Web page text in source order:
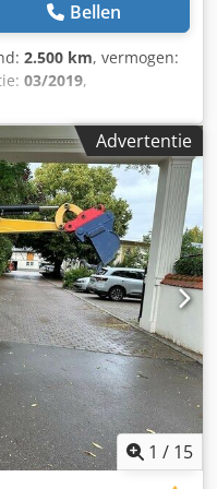
Bellen
2.500 km, vermogen:
03/2019,
2.500 h,
31,2 kW,
schuifblad,
STAAT EN HET GEVOEL
TWEEDE PLAATS. Voor
met de heer Faller
INKOOP OF
MOGELIJK!* Alle
vindt u op
gegevens vormen
Alleen het
afgesloten is
voorbehouden!
Advertentie
1 / 15